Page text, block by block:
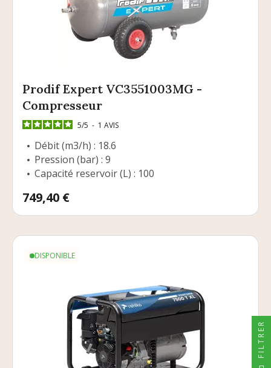
Prodif Expert VC3551003MG -
Compresseur
5/5 - 1 AVIS
Débit (m3/h) : 18.6
Pression (bar) : 9
Capacité reservoir (L) : 100
Prix
749,40 €
DISPONIBLE
FILTRER